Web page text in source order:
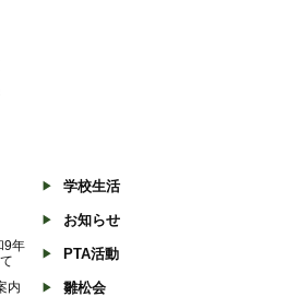
9年
内
学校生活
お知らせ
PTA活動
雛松会